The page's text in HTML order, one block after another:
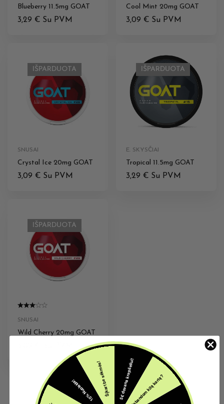
Blueberry 11.5mg GOAT
3,29 € Su PVM
Cool Mint 20mg GOAT
3,09 € Su PVM
IŠPARDUOTA
SNUSAI
Crystal Ice 20mg GOAT
3,09 € Su PVM
IŠPARDUOTA
E. SKYSČIAI
Tropical 11.5mg GOAT
3,29 € Su PVM
IŠPARDUOTA
SNUSAI
Wild Cherry 20mg GOAT
5€ dovana krepšeliui!Pabandom kitą kartą?
10% Nuolaida!Šįkart be sėkmės!